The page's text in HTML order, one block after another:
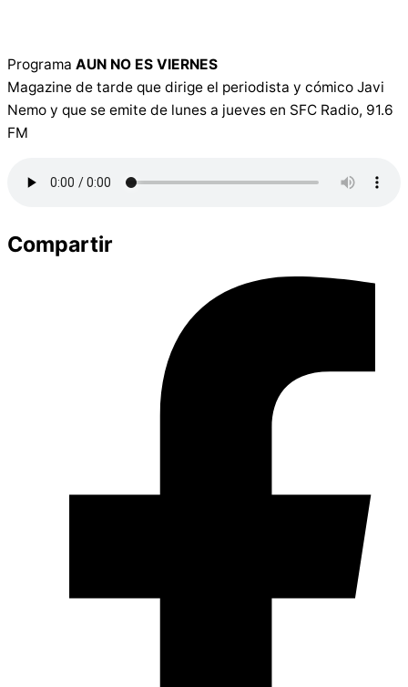
Programa AUN NO ES VIERNES
Magazine de tarde que dirige el periodista y cómico Javi
Nemo y que se emite de lunes a jueves en SFC Radio, 91.6
FM
Compartir